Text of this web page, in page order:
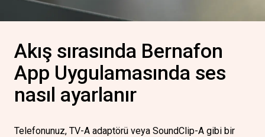
Akış sırasında Bernafon
App Uygulamasında ses
nasıl ayarlanır
Telefonunuz, TV-A adaptörü veya SoundClip-A gibi bir